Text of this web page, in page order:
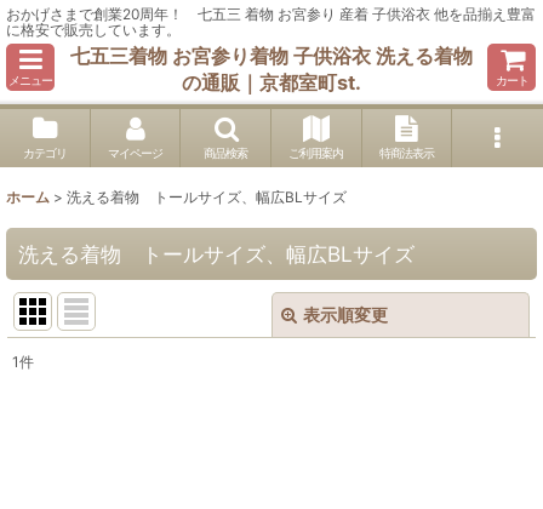
おかげさまで創業20周年！ 七五三 着物 お宮参り 産着 子供浴衣 他を品揃え豊富
に格安で販売しています。
メニュー
七五三着物 お宮参り着物 子供浴衣 洗える着物
の通販｜京都室町st.
カート
カテゴリ マイページ 商品検索 ご利用案内 特商法表示
ホーム > 洗える着物 トールサイズ、幅広BLサイズ
洗える着物 トールサイズ、幅広BLサイズ
表示順変更
1件